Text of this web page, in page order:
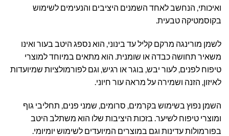
ואיכותי, הנחשב לאחד השמנים היציבים והנעימים לשימוש
בקוסמטיקה טבעית.
לשמן מורינגה מרקם קליל עד בינוני, הוא נספג היטב בעור ואינו
משאיר תחושה כבדה או שומנית. הוא מתאים במיוחד למוצרי
טיפוח לפנים, לעור יבש, בוגר או רגיש, וגם לפורמולציות שמיועדות
לאיזון, הזנה ושמירה על מראה עור חיוני.
השמן נפוץ בשימוש בקרמים, סרומים, שמני פנים, תחליבי גוף
ומוצרי טיפוח לשיער. בזכות היציבות שלו הוא משתלב היטב
בפורמולות עדינות וגם במוצרים המיועדים לשימוש יומיומי.